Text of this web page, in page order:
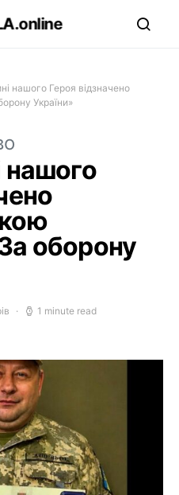
нашого Героя відзначено
України»
нашого
оборону
1 minute read